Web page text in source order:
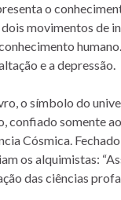
o
movimentos de
e a depressão.
o símbolo do
confiado somente
Cósmica.
os alquimistas:
das ciências